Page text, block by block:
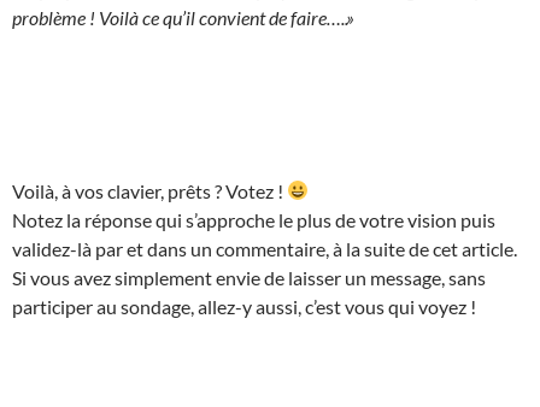
problème ! Voilà ce qu’il convient de faire…..»
Voilà, à vos clavier, prêts ? Votez !
Notez la réponse qui s’approche le plus de votre vision puis
validez-là par et dans un commentaire, à la suite de cet article.
Si vous avez simplement envie de laisser un message, sans
participer au sondage, allez-y aussi, c’est vous qui voyez !